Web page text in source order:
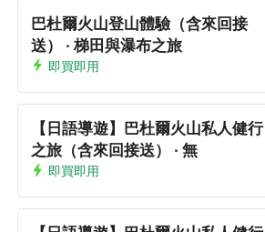
巴杜爾火山登山體驗（含來回接
送） · 梯田與瀑布之旅
即買即用
【日語導遊】巴杜爾火山私人健行
之旅（含來回接送） · 無
即買即用